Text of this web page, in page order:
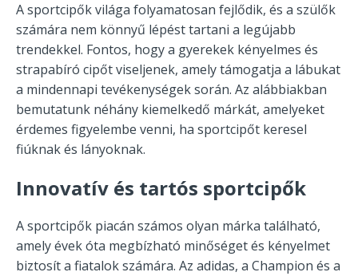
A sportcipők világa folyamatosan fejlődik, és a szülők
számára nem könnyű lépést tartani a legújabb
trendekkel. Fontos, hogy a gyerekek kényelmes és
strapabíró cipőt viseljenek, amely támogatja a lábukat
a mindennapi tevékenységek során. Az alábbiakban
bemutatunk néhány kiemelkedő márkát, amelyeket
érdemes figyelembe venni, ha sportcipőt keresel
fiúknak és lányoknak.
Innovatív és tartós sportcipők
A sportcipők piacán számos olyan márka található,
amely évek óta megbízható minőséget és kényelmet
biztosít a fiatalok számára. Az adidas, a Champion és a